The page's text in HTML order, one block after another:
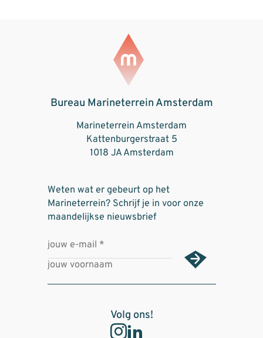
Bureau Marineterrein Amsterdam
Marineterrein Amsterdam
Kattenburgerstraat 5
1018 JA Amsterdam
Weten wat er gebeurt op het
Marineterrein? Schrijf je in voor onze
maandelijkse nieuwsbrief
Volg ons!